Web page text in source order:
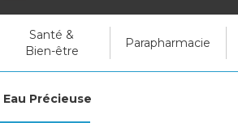
Santé &
Bien-être
Parapharmacie
Eau Précieuse